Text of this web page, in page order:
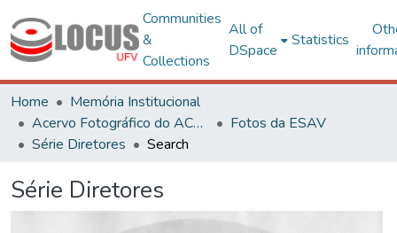
Communities
&
Collections
All of
DSpace
Statistics
Home
Memória Institucional
Acervo Fotográfico do ACH-UFV
Fotos da ESAV
Série Diretores
Search
Série Diretores